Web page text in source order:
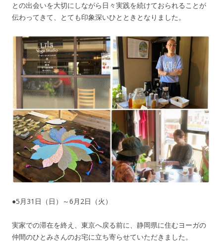
との出会いを大切にしながら日々実践を続けておられることが
伝わってきて、とても印象深いひとときとなりました。
●5月31日（日）～6月2日（火）
実家での滞在を終え、東京へ戻る前に、静岡県に住むヨーガの
仲間のひとみさんのお宅に立ち寄らせていただきました。